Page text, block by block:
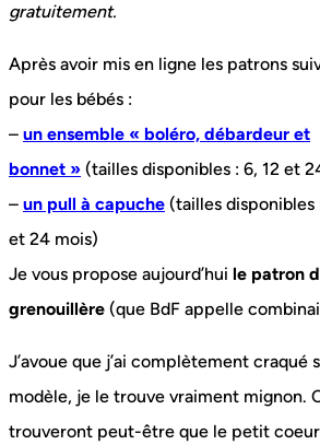
gratuitement.
Après avoir mis en ligne les patrons
pour les bébés :
– un ensemble « boléro, débardeur et
bonnet » (tailles disponibles : 6, 12 et
– un pull à capuche (tailles disponibles
et 24 mois)
Je vous propose aujourd’hui le patron
grenouillère (que BdF appelle
J’avoue que j’ai complètement craqué
modèle, je le trouve vraiment mignon.
trouveront peut-être que le petit